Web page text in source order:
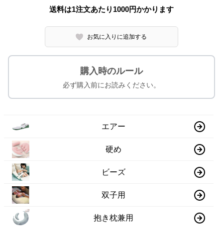
送料は1注文あたり 1000円かかります
お気に入りに追加する
購入時のルール
必ず購入前にお読みください。
エアー
硬め
ビーズ
双子用
抱き枕兼用